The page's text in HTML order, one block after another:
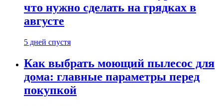
что нужно сделать на грядках в
августе
5 дней спустя
Как выбрать моющий пылесос для
дома: главные параметры перед
покупкой